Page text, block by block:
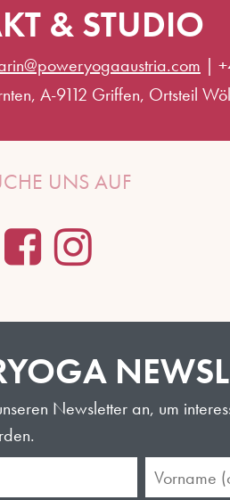
& STUDIO
|
A-9112 Griffen, Ortsteil
UNS AUF
Newsletter an, um